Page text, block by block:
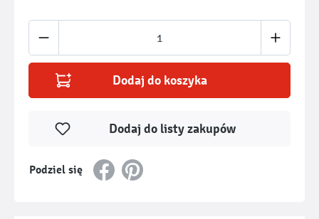
Ilość produktu: Wprowadź żądaną ilość
Dodaj do koszyka
Podziel się
Dodaj do listy zakupów